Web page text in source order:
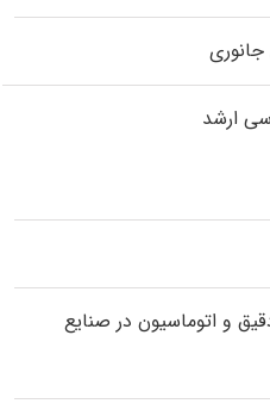
ارشد
و اتوماسیون در صنایع